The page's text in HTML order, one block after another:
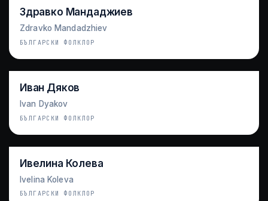
Здравко Мандаджиев
Zdravko Mandadzhiev
БЪЛГАРСКИ ФОЛКЛОР
Иван Дяков
Ivan Dyakov
БЪЛГАРСКИ ФОЛКЛОР
Ивелина Колева
Ivelina Koleva
БЪЛГАРСКИ ФОЛКЛОР